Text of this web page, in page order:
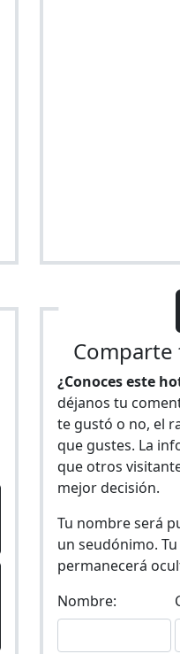
¿Conoces este
déjanos tu
te gustó o no, el
que gustes. La
que otros
mejor decisión.
Tu nombre será
un seudónimo.
permanecerá
Nombre: